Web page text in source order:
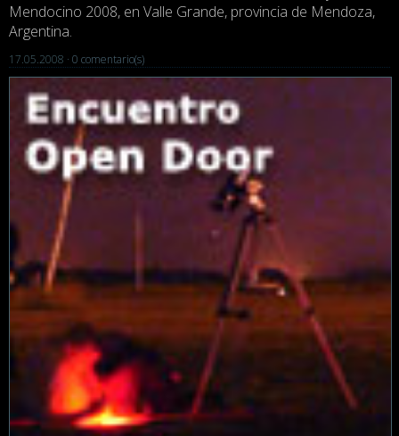
Mendocino 2008, en Valle Grande, provincia de Mendoza,
Argentina.
17.05.2008 · 0 comentario(s)